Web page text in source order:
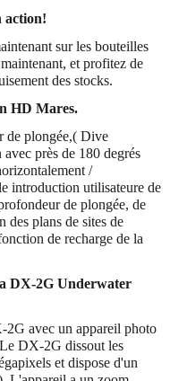
action!
sur les bouteilles
et profitez de
des stocks.
HD Mares.
de plongée,( Dive
près de 180 degrés
/
introduction utilisateure de
de plongée, de
des plans de sites de
de recharge de la
DX-2G Underwater
2G avec un appareil photo
DX-2G dissout les
et dispose d'un